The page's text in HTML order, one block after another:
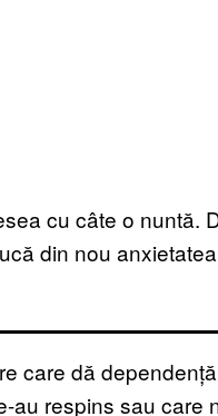
cu câte o nuntă.
din nou
care dă
au respins sau care